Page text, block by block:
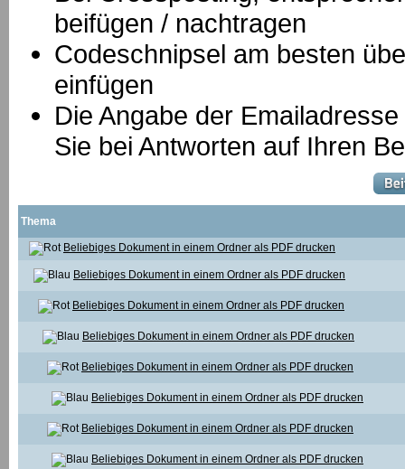
beifügen / nachtragen
Codeschnipsel am besten
einfügen
Die Angabe der
Sie bei Antworten auf Ihren
Thema
Beliebiges Dokument in einem Ordner als PDF drucken
Beliebiges Dokument in einem Ordner als PDF drucken
Beliebiges Dokument in einem Ordner als PDF drucken
Beliebiges Dokument in einem Ordner als PDF drucken
Beliebiges Dokument in einem Ordner als PDF drucken
Beliebiges Dokument in einem Ordner als PDF drucken
Beliebiges Dokument in einem Ordner als PDF drucken
Beliebiges Dokument in einem Ordner als PDF drucken